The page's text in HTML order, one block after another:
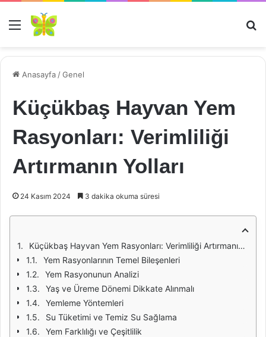
Menü
Anasayfa /Genel
Küçükbaş Hayvan Yem
Rasyonları: Verimliliği
Artırmanın Yolları
24 Kasım 2024 3 dakika okuma süresi
Küçükbaş Hayvan Yem Rasyonları: Verimliliği Artırmanın Yolları
Yem Rasyonlarının Temel Bileşenleri
Yem Rasyonunun Analizi
Yaş ve Üreme Dönemi Dikkate Alınmalı
Yemleme Yöntemleri
Su Tüketimi ve Temiz Su Sağlama
Yem Farklılığı ve Çeşitlilik